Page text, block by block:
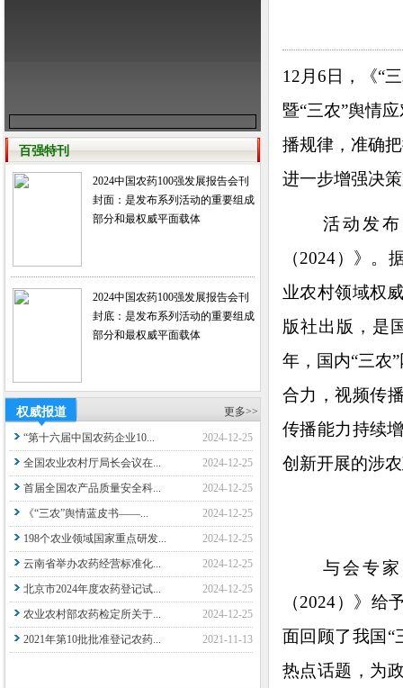
百强特刊
2024中国农药100强发展报告会刊
封面：是发布系列活动的重要组成
部分和最权威平面载体
2024中国农药100强发展报告会刊
封底：是发布系列活动的重要组成
部分和最权威平面载体
权威报道 更多>>
“第十六届中国农药企业10...
2024-12-25
全国农业农村厅局长会议在...
2024-12-25
首届全国农产品质量安全科...
2024-12-25
《“三农”舆情蓝皮书——...
2024-12-25
198个农业领域国家重点研发...
2024-12-25
云南省举办农药经营标准化...
2024-12-25
北京市2024年度农药登记试...
2024-12-25
农业农村部农药检定所关于...
2024-12-25
2021年第10批批准登记农药...
2021-11-13
12月6日，《“
暨“三农”舆情
播规律，准确
进一步增强决
活动发布
（2024）》
业农村领域权
版社出版，是
年，国内“三农
合力，视频传
传播能力持续
创新开展的涉
与会专家
（2024）》
面回顾了我国“
热点话题，为